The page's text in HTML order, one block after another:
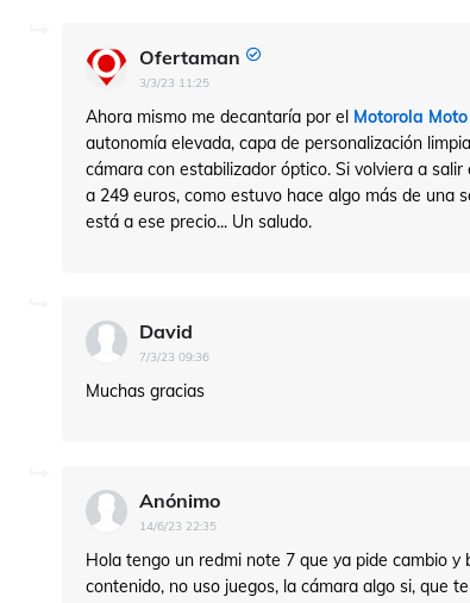
Ofertaman
3/3/23 11:25
Ahora mismo me decantaría por el Motorola
autonomía elevada, capa de personalización
cámara con estabilizador óptico. Si volviera a
a 249 euros, como estuvo hace algo más de una
está a ese precio... Un saludo.
David
7/3/23 09:36
Muchas gracias
Anónimo
14/6/23 22:35
Hola tengo un redmi note 7 que ya pide cambio y
contenido, no uso juegos, la cámara algo si, que